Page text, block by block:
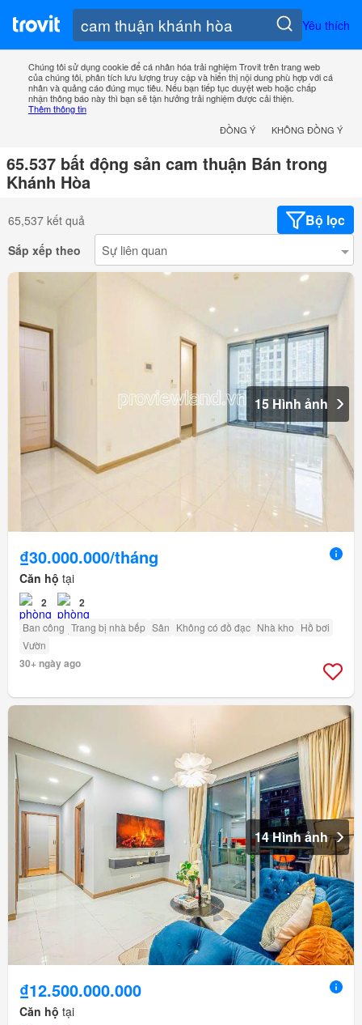
Yêu thích
Chúng tôi sử dụng cookie để cá nhân hóa trải nghiệm Trovit trên trang web
của chúng tôi, phân tích lưu lượng truy cập và hiển thị nội dung phù hợp với cá
nhân và quảng cáo đúng mục tiêu. Nếu bạn tiếp tục duyệt web hoặc chấp
nhận thông báo này thì bạn sẽ tận hưởng trải nghiệm được cải thiện.
Thêm thông tin
ĐỒNG Ý
KHÔNG ĐỒNG Ý
65.537 bất động sản cam thuận Bán trong
Khánh Hòa
65,537 kết quả Bộ lọc
Sắp xếp theo
15 Hình ảnh
₫30.000.000/tháng
Căn hộ tại
2 2
Ban công Trang bị nhà bếp Sân Không có đồ đạc Nhà kho Hồ bơi
Vườn
30+ ngày ago
14 Hình ảnh
₫12.500.000.000
Căn hộ tại